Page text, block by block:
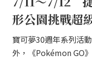
形公園挑戰超
寶可夢30週年系列活
外，《Pokémon GO